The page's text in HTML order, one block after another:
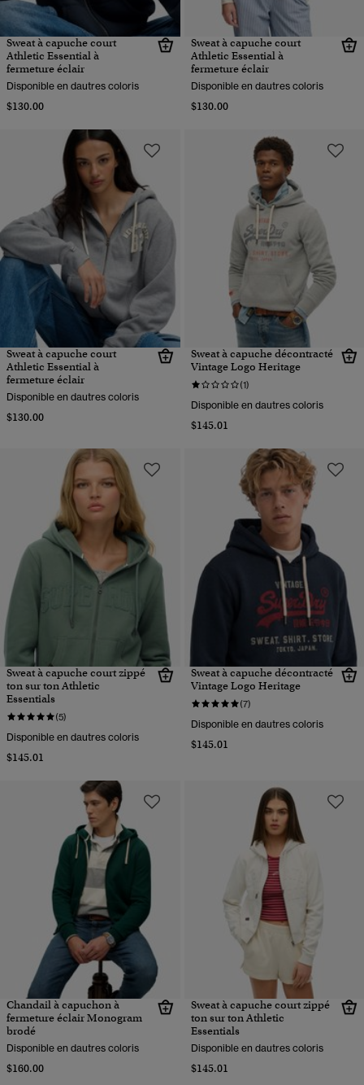
Sweat à capuche court
Athletic Essential à
fermeture éclair
Disponible en dautres coloris
$130.00
Sweat à capuche court
Athletic Essential à
fermeture éclair
Disponible en dautres coloris
$130.00
Sweat à capuche court
Athletic Essential à
fermeture éclair
Disponible en dautres coloris
$130.00
Sweat à capuche décontracté
Vintage Logo Heritage
(1)
Disponible en dautres coloris
$145.01
Sweat à capuche court zippé
ton sur ton Athletic
Essentials
(5)
Disponible en dautres coloris
$145.01
Sweat à capuche décontracté
Vintage Logo Heritage
(7)
Disponible en dautres coloris
$145.01
Chandail à capuchon à
fermeture éclair Monogram
brodé
Disponible en dautres coloris
$160.00
Sweat à capuche court zippé
ton sur ton Athletic
Essentials
Disponible en dautres coloris
$145.01